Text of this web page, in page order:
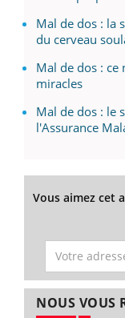
Mal de dos : la
du cerveau
Mal de dos :
miracles
Mal de dos : le
l'Assurance
Vous aimez cet
NOUS VOUS